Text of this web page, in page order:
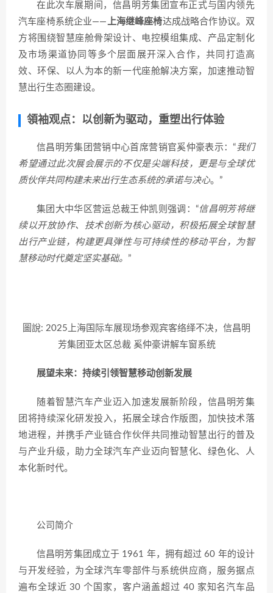
在此次车展期间，信昌明芳集团宣布正式与国内领先
汽车座椅系统企业——上海继峰座椅达成战略合作协议。双
方将围绕智慧座舱骨架设计、电控模组集成、产品定制化
及市场渠道协同等多个层面展开深入合作，共同打造高
效、环保、以人为本的新一代座舱解决方案，加速推动智
慧出行生态圈建设。
領袖观点：以创新为驱动，重塑出行体验
信昌明芳集团营销中心首席营销官奚仲豪表示：“我们
希望通过此次展会展示的不仅是尖端科技，更是与全球优
质伙伴共同构建未来出行生态系统的承诺与决心。”
集团大中华区营运总裁王仲凯则强调：“信昌明芳将继
续以开放协作、技术创新为核心驱动，积极拓展全球智慧
出行产业链，构建更具弹性与可持续性的移动平台，为智
慧移动时代奠定坚实基础。 ”
圖說: 2025上海国际车展现场参观宾客络绎不决，信昌明
芳集团亚太区总裁 奚仲豪讲解车窗系统
展望未来：持续引领智慧移动创新发展
随着智慧汽车产业迈入加速发展新阶段，信昌明芳集
团将持续深化研发投入，拓展全球合作版图，加快技术落
地进程，并携手产业链合作伙伴共同推动智慧出行的普及
与产业升级，助力全球汽车产业迈向智慧化、绿色化、人
本化新时代。
公司简介
信昌明芳集团成立于 1961 年，拥有超过 60 年的设计
与开发经验，为全球汽车零部件与系统供应商，服务据点
遍布全球近 30 个国家，客户涵盖超过 40 家知名汽车品